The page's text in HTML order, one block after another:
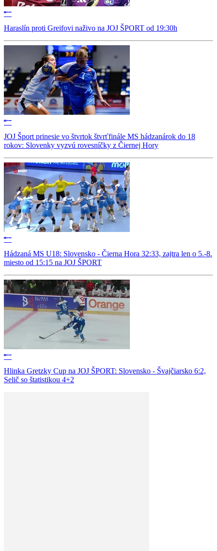
Haraslín proti Greifovi naživo na JOJ ŠPORT od 19:30h
JOJ Šport prinesie vo štvrtok štvrťfinále MS hádzanárok do 18
rokov: Slovenky vyzvú rovesníčky z Čiernej Hory
Hádzaná MS U18: Slovensko - Čierna Hora 32:33, zajtra len o 5.-8.
miesto od 15:15 na JOJ ŠPORT
Hlinka Gretzky Cup na JOJ ŠPORT: Slovensko - Švajčiarsko 6:2,
Selič so štatistikou 4+2